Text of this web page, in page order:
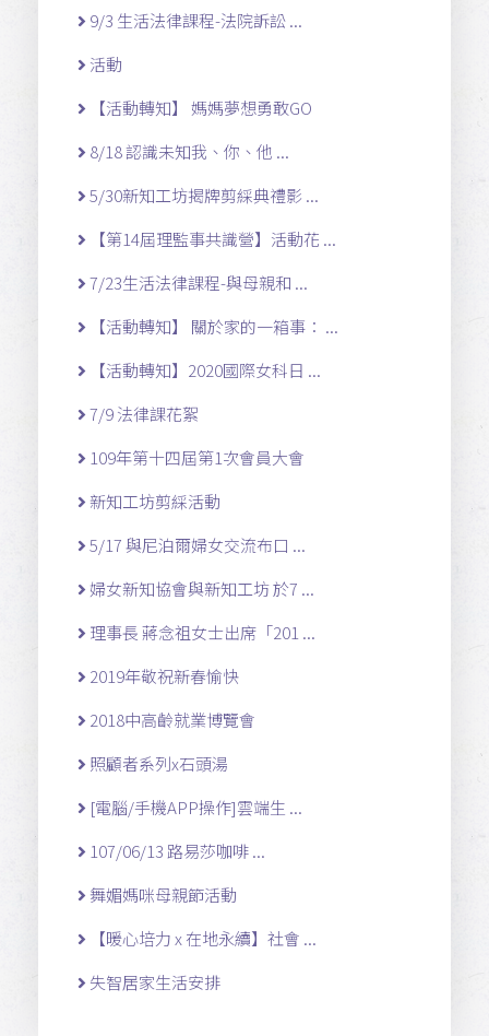
9/3 生活法律課程-法院訴訟 ...
活動
【活動轉知】 媽媽夢想勇敢GO
8/18 認識未知我、你、他 ...
5/30新知工坊揭牌剪綵典禮影 ...
【第14屆理監事共識營】活動花 ...
7/23生活法律課程-與母親和 ...
【活動轉知】 關於家的一箱事： ...
【活動轉知】2020國際女科日 ...
7/9 法律課花絮
109年第十四屆第1次會員大會
新知工坊剪綵活動
5/17 與尼泊爾婦女交流布口 ...
婦女新知協會與新知工坊 於7 ...
理事長 蔣念祖女士出席「201 ...
2019年敬祝新春愉快
2018中高齡就業博覽會
照顧者系列x石頭湯
[電腦/手機APP操作]雲端生 ...
107/06/13 路易莎咖啡 ...
舞媚媽咪母親節活動
【暖心培力 x 在地永續】社會 ...
失智居家生活安排